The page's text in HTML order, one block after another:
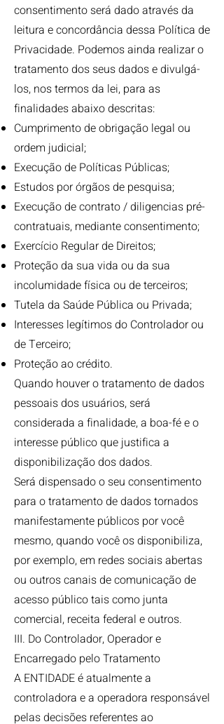
consentimento será dado através da
leitura e concordância dessa Política de
Privacidade. Podemos ainda realizar o
tratamento dos seus dados e divulgá-
los, nos termos da lei, para as
finalidades abaixo descritas:
Cumprimento de obrigação legal ou
ordem judicial;
Execução de Políticas Públicas;
Estudos por órgãos de pesquisa;
Execução de contrato / diligencias pré-
contratuais, mediante consentimento;
Exercício Regular de Direitos;
Proteção da sua vida ou da sua
incolumidade física ou de terceiros;
Tutela da Saúde Pública ou Privada;
Interesses legítimos do Controlador ou
de Terceiro;
Proteção ao crédito.
Quando houver o tratamento de dados
pessoais dos usuários, será
considerada a finalidade, a boa-fé e o
interesse público que justifica a
disponibilização dos dados.
Será dispensado o seu consentimento
para o tratamento de dados tornados
manifestamente públicos por você
mesmo, quando você os disponibiliza,
por exemplo, em redes sociais abertas
ou outros canais de comunicação de
acesso público tais como junta
comercial, receita federal e outros.
III. Do Controlador, Operador e
Encarregado pelo Tratamento
A ENTIDADE é atualmente a
controladora e a operadora responsável
pelas decisões referentes ao